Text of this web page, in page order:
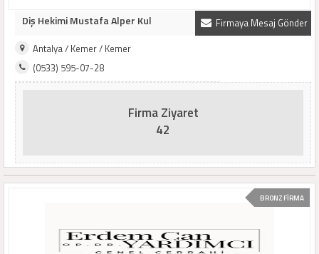
Firmaya Mesaj Gönder
Diş Hekimi Mustafa Alper Kul
Antalya / Kemer / Kemer
(0533) 595-07-28
Firma Ziyaret
42
BRONZ FİRMA